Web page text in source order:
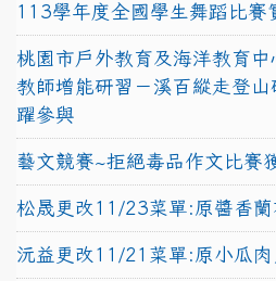
113學年度全國學生舞蹈比賽
桃園市戶外教育及海洋教育
教師增能研習－溪百縱走登
躍參與
藝文競賽~拒絕毒品作文比賽
松晟更改11/23菜單:原醬香
沅益更改11/21菜單:原小瓜